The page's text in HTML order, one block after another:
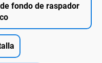
fondo de raspador